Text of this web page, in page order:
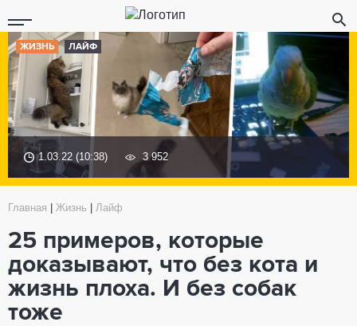
ЖИЗНЬ ЛАЙФ
1.03.22 (10:38) 3 952
Главная Жизнь Лайф
25 примеров, которые
доказывают, что без кота и
жизнь плоха. И без собак
тоже